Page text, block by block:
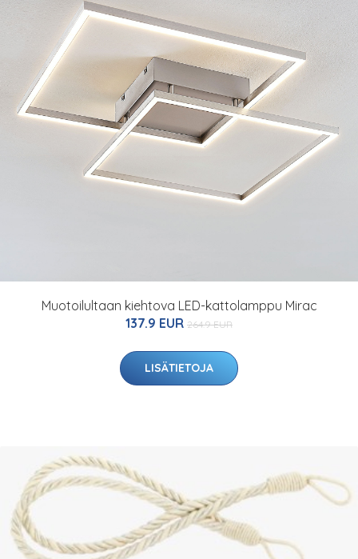
Muotoilultaan kiehtova LED-kattolamppu Mirac
137.9 EUR 264.9 EUR
LISÄTIETOJA